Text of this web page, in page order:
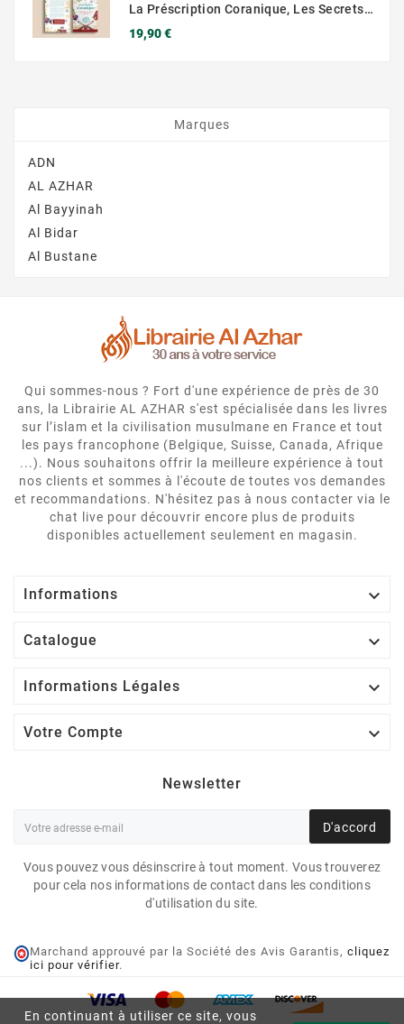
En continuant à utiliser ce site, vous
La Préscription Coranique, Les Secrets D'une Santé Optimale Selon Qur'an, La Sunna Et La Science - Muslim City
19,90 €Prix
Marques
ADN
AL AZHAR
Al Bayyinah
Al Bidar
Al Bustane
Qui sommes-nous ? Fort d'une expérience de près de 30
ans, la Librairie AL AZHAR s'est spécialisée dans les livres
sur l’islam et la civilisation musulmane en France et tout
les pays francophone (Belgique, Suisse, Canada, Afrique
...). Nous souhaitons offrir la meilleure expérience à tout
nos clients et sommes à l'écoute de toutes vos demandes
et recommandations. N'hésitez pas à nous contacter via le
chat live pour découvrir encore plus de produits
disponibles actuellement seulement en magasin.
Informations 
Catalogue 
Informations Légales 
Votre Compte 
Newsletter
D'accord
Vous pouvez vous désinscrire à tout moment. Vous trouverez
pour cela nos informations de contact dans les conditions
d'utilisation du site.
Marchand approuvé par la Société des Avis Garantis, cliquez
ici pour vérifier.